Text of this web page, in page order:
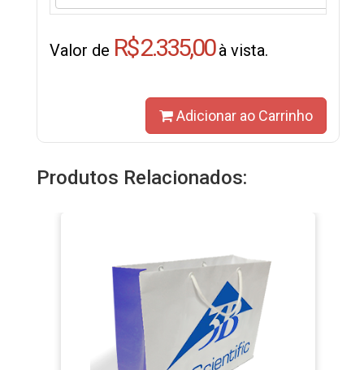
Valor de R$ 2.335,00à vista.
Adicionar ao Carrinho
Produtos Relacionados: